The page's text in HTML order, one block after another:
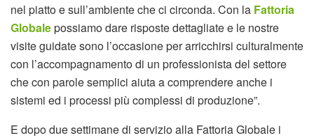
nel piatto e sull’ambiente che ci circonda. Con la Fattoria
Globalepossiamo dare risposte dettagliate e le nostre
visite guidate sono l’occasione per arricchirsi culturalmente
con l’accompagnamento di un professionista del settore
che con parole semplici aiuta a comprendere anche i
sistemi ed i processi più complessi di produzione”.
E dopo due settimane di servizio alla Fattoria Globale i